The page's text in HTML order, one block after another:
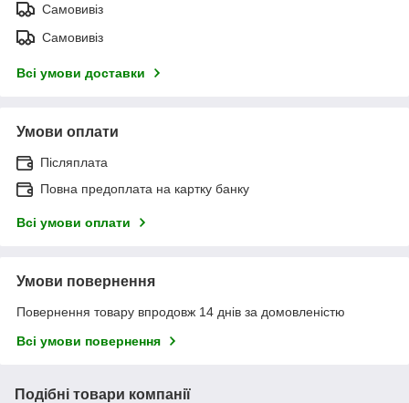
Самовивіз
Самовивіз
Всі умови доставки
Умови оплати
Післяплата
Повна предоплата на картку банку
Всі умови оплати
Умови повернення
Повернення товару впродовж 14 днів за домовленістю
Всі умови повернення
Подібні товари компанії